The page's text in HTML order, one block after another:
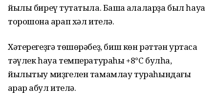
йылы биреү туҡтатыла. Башҡа ҡалаларҙа был һауа
торошона ҡарап хәл ителә.
Хәтерегеҙгә төшөрәбеҙ, биш көн рәттән уртаса
тәүлек һауа температураһы +8°C булһа,
йылытыу миҙгелен тамамлау тураһындағы
ҡарар ҡабул ителә.